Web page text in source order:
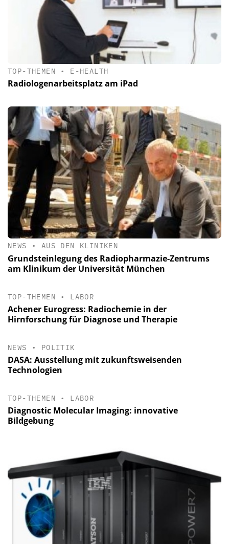
TOP-THEMEN • E-HEALTH
Radiologenarbeitsplatz am iPad
NEWS • AUS DEN KLINIKEN
Grundsteinlegung des Radiopharmazie-Zentrums
am Klinikum der Universität München
TOP-THEMEN • LABOR
Achener Eurogress: Radiochemie in der
Hirnforschung für Diagnose und Therapie
NEWS • POLITIK
DASA: Ausstellung mit zukunftsweisenden
Technologien
TOP-THEMEN • LABOR
Diagnostic Molecular Imaging: innovative
Bildgebung